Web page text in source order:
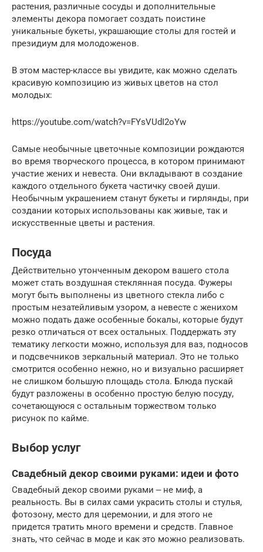
растения, различные сосуды и дополнительные
элементы декора помогает создать поистине
уникальные букеты, украшающие столы для гостей и
президиум для молодоженов.
В этом мастер-классе вы увидите, как можно сделать
красивую композицию из живых цветов на стол
молодых:
https://youtube.com/watch?v=FYsVUdI2oYw
Самые необычные цветочные композиции рождаются
во время творческого процесса, в котором принимают
участие жених и невеста. Они вкладывают в создание
каждого отдельного букета частичку своей души.
Необычным украшением станут букеты и гирлянды, при
создании которых использованы как живые, так и
искусственные цветы и растения.
Посуда
Действительно утонченным декором вашего стола
может стать воздушная стеклянная посуда. Фужеры
могут быть выполнены из цветного стекла либо с
простым незатейливым узором, а невесте с женихом
можно подать даже особенные бокалы, которые будут
резко отличаться от всех остальных. Поддержать эту
тематику легкости можно, используя для ваз, подносов
и подсвечников зеркальный материал. Это не только
смотрится особенно нежно, но и визуально расширяет
не слишком большую площадь стола. Блюда пускай
будут разложены в особенно простую белую посуду,
сочетающуюся с остальным торжеством только
рисунок по кайме.
Выбор услуг
Свадебный декор своими руками: идеи и фото
Свадебный декор своими руками ‒ не миф, а
реальность. Вы в силах сами украсить столы и стулья,
фотозону, место для церемонии, и для этого не
придется тратить много времени и средств. Главное
знать, что сейчас в моде и как это можно реализовать.